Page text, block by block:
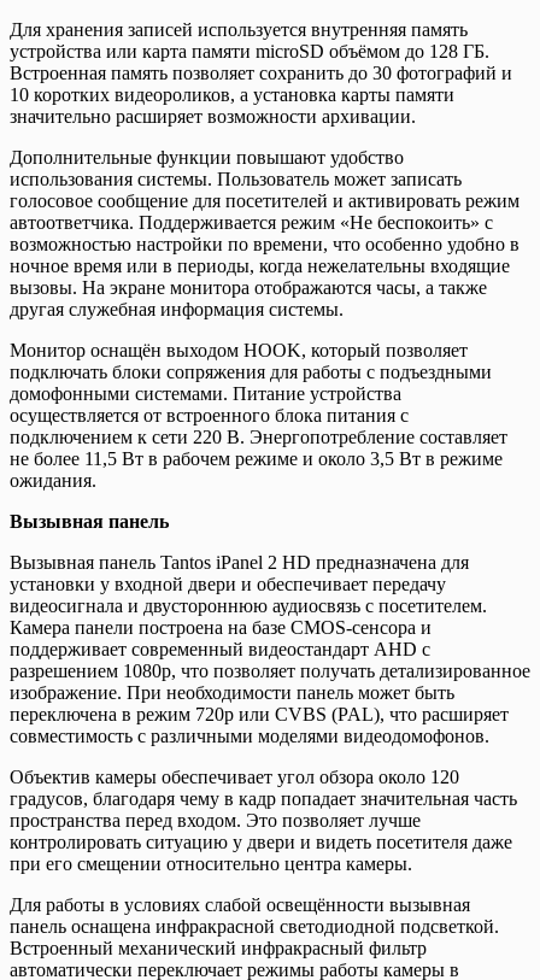
Для хранения записей используется внутренняя память
устройства или карта памяти microSD объёмом до 128 ГБ.
Встроенная память позволяет сохранить до 30 фотографий и
10 коротких видеороликов, а установка карты памяти
значительно расширяет возможности архивации.
Дополнительные функции повышают удобство
использования системы. Пользователь может записать
голосовое сообщение для посетителей и активировать режим
автоответчика. Поддерживается режим «Не беспокоить» с
возможностью настройки по времени, что особенно удобно в
ночное время или в периоды, когда нежелательны входящие
вызовы. На экране монитора отображаются часы, а также
другая служебная информация системы.
Монитор оснащён выходом HOOK, который позволяет
подключать блоки сопряжения для работы с подъездными
домофонными системами. Питание устройства
осуществляется от встроенного блока питания с
подключением к сети 220 В. Энергопотребление составляет
не более 11,5 Вт в рабочем режиме и около 3,5 Вт в режиме
ожидания.
Вызывная панель
Вызывная панель Tantos iPanel 2 HD предназначена для
установки у входной двери и обеспечивает передачу
видеосигнала и двустороннюю аудиосвязь с посетителем.
Камера панели построена на базе CMOS-сенсора и
поддерживает современный видеостандарт AHD с
разрешением 1080p, что позволяет получать детализированное
изображение. При необходимости панель может быть
переключена в режим 720p или CVBS (PAL), что расширяет
совместимость с различными моделями видеодомофонов.
Объектив камеры обеспечивает угол обзора около 120
градусов, благодаря чему в кадр попадает значительная часть
пространства перед входом. Это позволяет лучше
контролировать ситуацию у двери и видеть посетителя даже
при его смещении относительно центра камеры.
Для работы в условиях слабой освещённости вызывная
панель оснащена инфракрасной светодиодной подсветкой.
Встроенный механический инфракрасный фильтр
автоматически переключает режимы работы камеры в